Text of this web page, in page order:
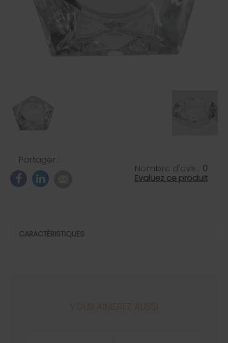
Partager :
Nombre d'avis : 0
Evaluez ce produit
CARACTÉRISTIQUES
VOUS AIMEREZ AUSSI